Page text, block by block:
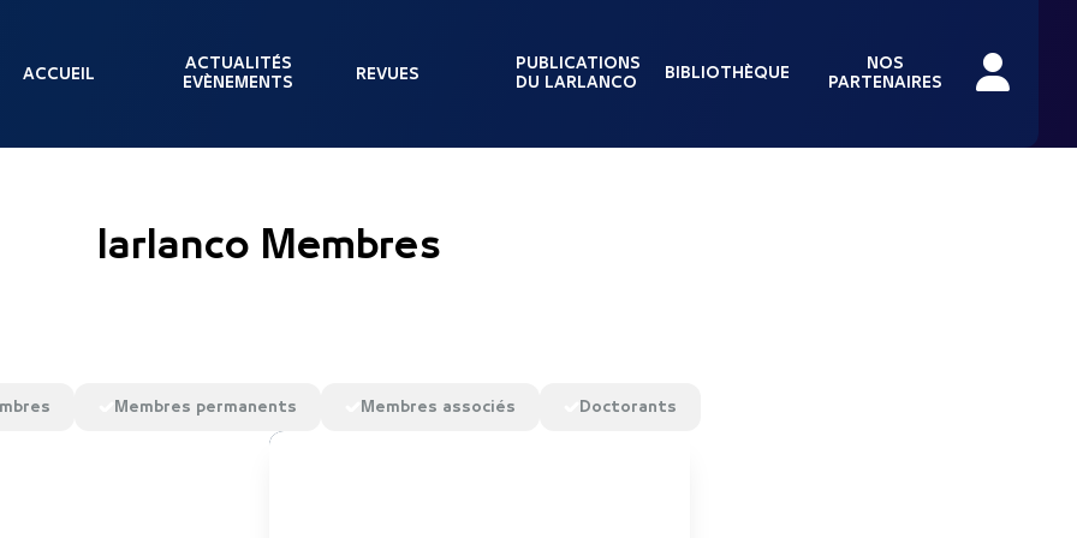
ACCUEIL
ACTUALITÉS
EVÈNEMENTS
REVUES
PUBLICATIONS
DU LARLANCO
BIBLIOTHÈQUE
NOS
PARTENAIRES
larlanco Membres
Membres permanents Membres associés Doctorants